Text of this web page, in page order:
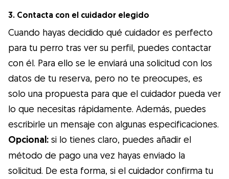
3. Contacta con el cuidador elegido
Cuando hayas decidido qué cuidador es perfecto
para tu perro tras ver su perfil, puedes contactar
con él. Para ello se le enviará una solicitud con los
datos de tu reserva, pero no te preocupes, es
solo una propuesta para que el cuidador pueda ver
lo que necesitas rápidamente. Además, puedes
escribirle un mensaje con algunas especificaciones.
Opcional: si lo tienes claro, puedes añadir el
método de pago una vez hayas enviado la
solicitud. De esta forma, si el cuidador confirma tu